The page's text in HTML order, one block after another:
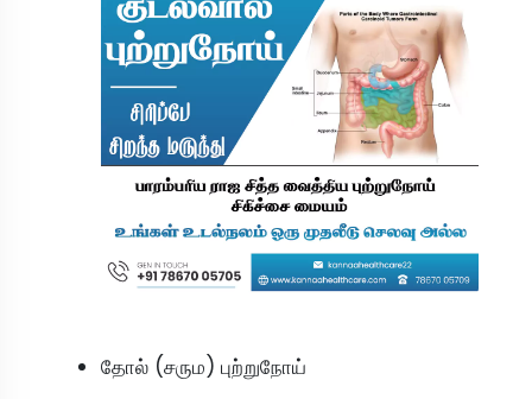
தோல் (சரும) புற்றுநோய்